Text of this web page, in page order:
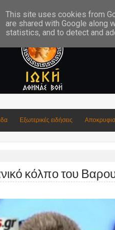
Εξωτερικές ειδήσεις
κόλπο του
This site uses cookies from
are shared with Google along
statistics, and to detect and